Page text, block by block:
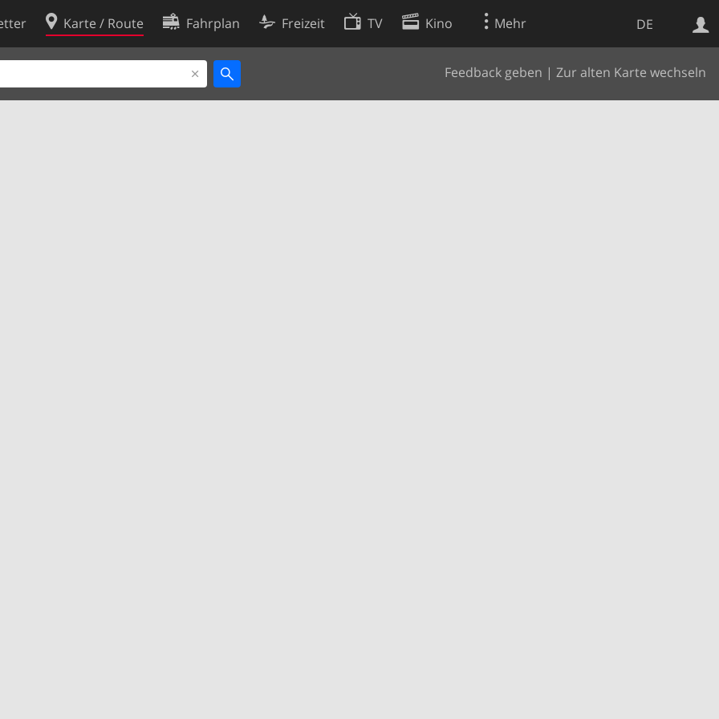
DE
Karte / Route Fahrplan Freizeit TV Kino Mehr
Feedback geben | Zur alten Karte wechseln
Websuche
Cookie-Richtlinie
Cookie-Einstellungen